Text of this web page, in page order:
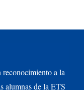
a la
alumnas de la ETS